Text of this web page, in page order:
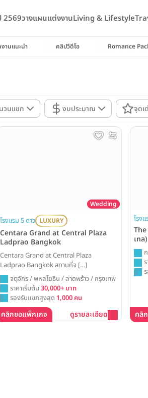
2569วางแผนแต่งงานLiving & Lifestyle
านแนะนำ คลิปวีดีโอ Romance
วนแขก งบประมาณ จุดเ
Wedding
โรงแรม 5 ดาว LUXURY
Centara Grand at Central Plaza
Ladprao Bangkok
Centara Grand at Central Plaza
Ladprao Bangkok สถานที่จ […]
จตุจักร / พหลโยธิน / ลาดพร้าว / กรุงเทพ
ราคาเริ่มต้น30,000+ บาท
รองรับแขกสูงสุด 1,000 คน
คลิกขอแพ็กเกจ ดูรายละเอียด
โรงแ
The
เทล)
คลิ